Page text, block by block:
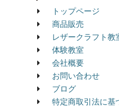
トップページ
商品販売
レザークラフト教
体験教室
会社概要
お問い合わせ
ブログ
特定商取引法に基